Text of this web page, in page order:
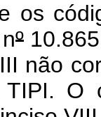
os
º
não
O